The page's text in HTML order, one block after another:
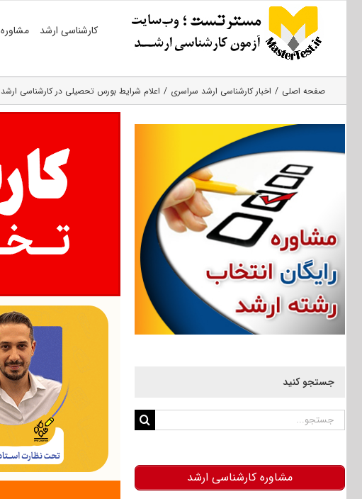
کارشناسی ارشد
صفحه اصلی اخبار کارشناسی ارشد سراسری اعلام شرایط بورس تحصیلی در کارشناسی ارشد ۹۹
جستجو کنید
جستجو
مشاوره کارشناسی ارشد